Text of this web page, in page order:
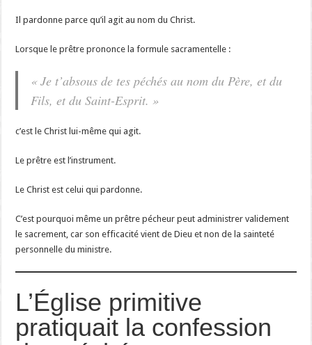
Il pardonne parce qu’il agit au nom du Christ.
Lorsque le prêtre prononce la formule sacramentelle :
« Je t’absous de tes péchés au nom du Père, et du
Fils, et du Saint-Esprit. »
c’est le Christ lui-même qui agit.
Le prêtre est l’instrument.
Le Christ est celui qui pardonne.
C’est pourquoi même un prêtre pécheur peut administrer validement
le sacrement, car son efficacité vient de Dieu et non de la sainteté
personnelle du ministre.
L’Église primitive
pratiquait la confession